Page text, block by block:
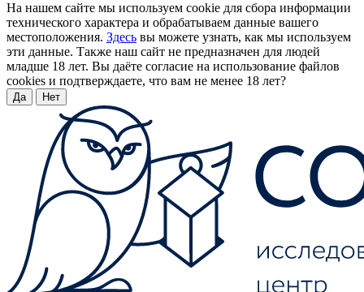
На нашем сайте мы используем cookie для сбора информации
технического характера и обрабатываем данные вашего
местоположения. Здесь вы можете узнать, как мы используем
эти данные. Также наш сайт не предназначен для людей
младше 18 лет. Вы даёте согласие на использование файлов
cookies и подтверждаете, что вам не менее 18 лет?
Да Нет